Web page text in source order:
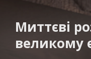
Миттєві
великому